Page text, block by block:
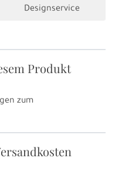
Designservice
Produkt
zum